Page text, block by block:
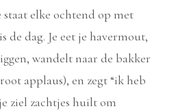
elke ochtend op met
de dag. Je eet je havermout,
wandelt naar de bakker
applaus), en zegt “ik heb
ziel zachtjes huilt om